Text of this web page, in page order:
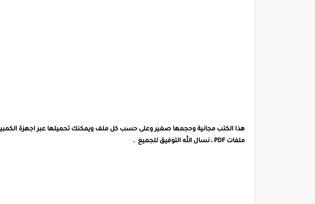
هذا الكتب مجانية وحجمها صغير وعلى حسب كل ملف ويمكنك تحميلها عبر اجهزة
ملفات PDF ، نسال الله التوفيق للجميع .